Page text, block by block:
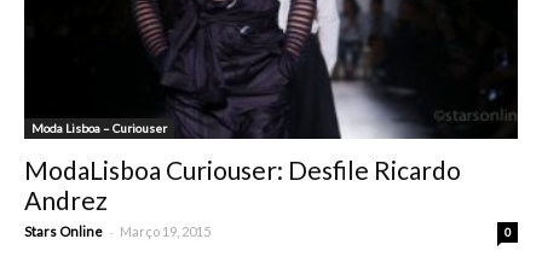
Moda Lisboa – Curiouser
ModaLisboa Curiouser: Desfile Ricardo
Andrez
Stars Online - Março 19, 2015 0